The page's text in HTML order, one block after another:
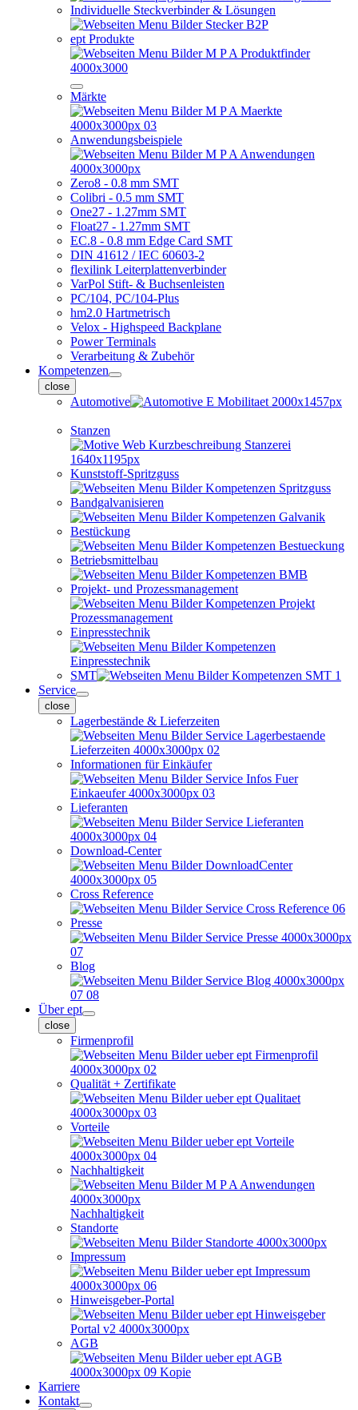
Individuelle Steckverbinder & Lösungen
ept Produkte
Märkte
Anwendungsbeispiele
Zero8 - 0.8 mm SMT
Colibri - 0.5 mm SMT
One27 - 1.27mm SMT
Float27 - 1.27mm SMT
EC.8 - 0.8 mm Edge Card SMT
DIN 41612 / IEC 60603-2
flexilink Leiterplattenverbinder
VarPol Stift- & Buchsenleisten
PC/104, PC/104-Plus
hm2.0 Hartmetrisch
Velox - Highspeed Backplane
Power Terminals
Verarbeitung & Zubehör
Kompetenzen
close
Automotive
Stanzen
Kunststoff-Spritzguss
Bandgalvanisieren
Bestückung
Betriebsmittelbau
Projekt- und Prozessmanagement
Einpresstechnik
SMT
Service
close
Lagerbestände & Lieferzeiten
Informationen für Einkäufer
Lieferanten
Download-Center
Cross Reference
Presse
Blog
Über ept
close
Firmenprofil
Qualität + Zertifikate
Vorteile
Nachhaltigkeit
Nachhaltigkeit
Standorte
Impressum
Hinweisgeber-Portal
AGB
Karriere
Kontakt